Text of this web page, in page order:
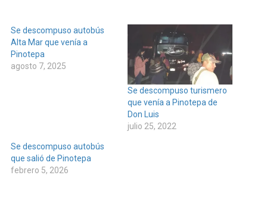
Se descompuso autobús
Alta Mar que venía a
Pinotepa
agosto 7, 2025
Se descompuso turismero
que venía a Pinotepa de
Don Luis
julio 25, 2022
Se descompuso autobús
que salió de Pinotepa
febrero 5, 2026